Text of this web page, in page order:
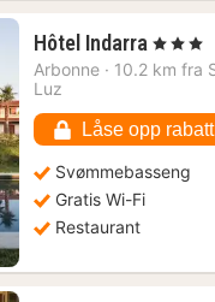
Hôtel Indarra 1
natt
kr.
, 3 Stjerner
Arbonne · 10.2 km fra
Luz
Låse opp rabatt
Svømmebasseng
Gratis Wi-Fi
Restaurant